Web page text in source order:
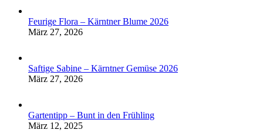
Feurige Flora – Kärntner Blume 2026
März 27, 2026
Saftige Sabine – Kärntner Gemüse 2026
März 27, 2026
Gartentipp – Bunt in den Frühling
März 12, 2025